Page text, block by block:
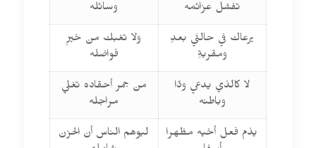
تفشل عزائمه
وسائله
يرعاك في حالتَي بعدٍ
ومقربةٍ
ولا تغبك من خيرٍ
فواضله
لا كالذي يدعي ودّا
وباطنه
من جمر أحقاده تغلي
مراجله
يذم فعل أخيه مظهرا
ليوهم الناس أن الحزن